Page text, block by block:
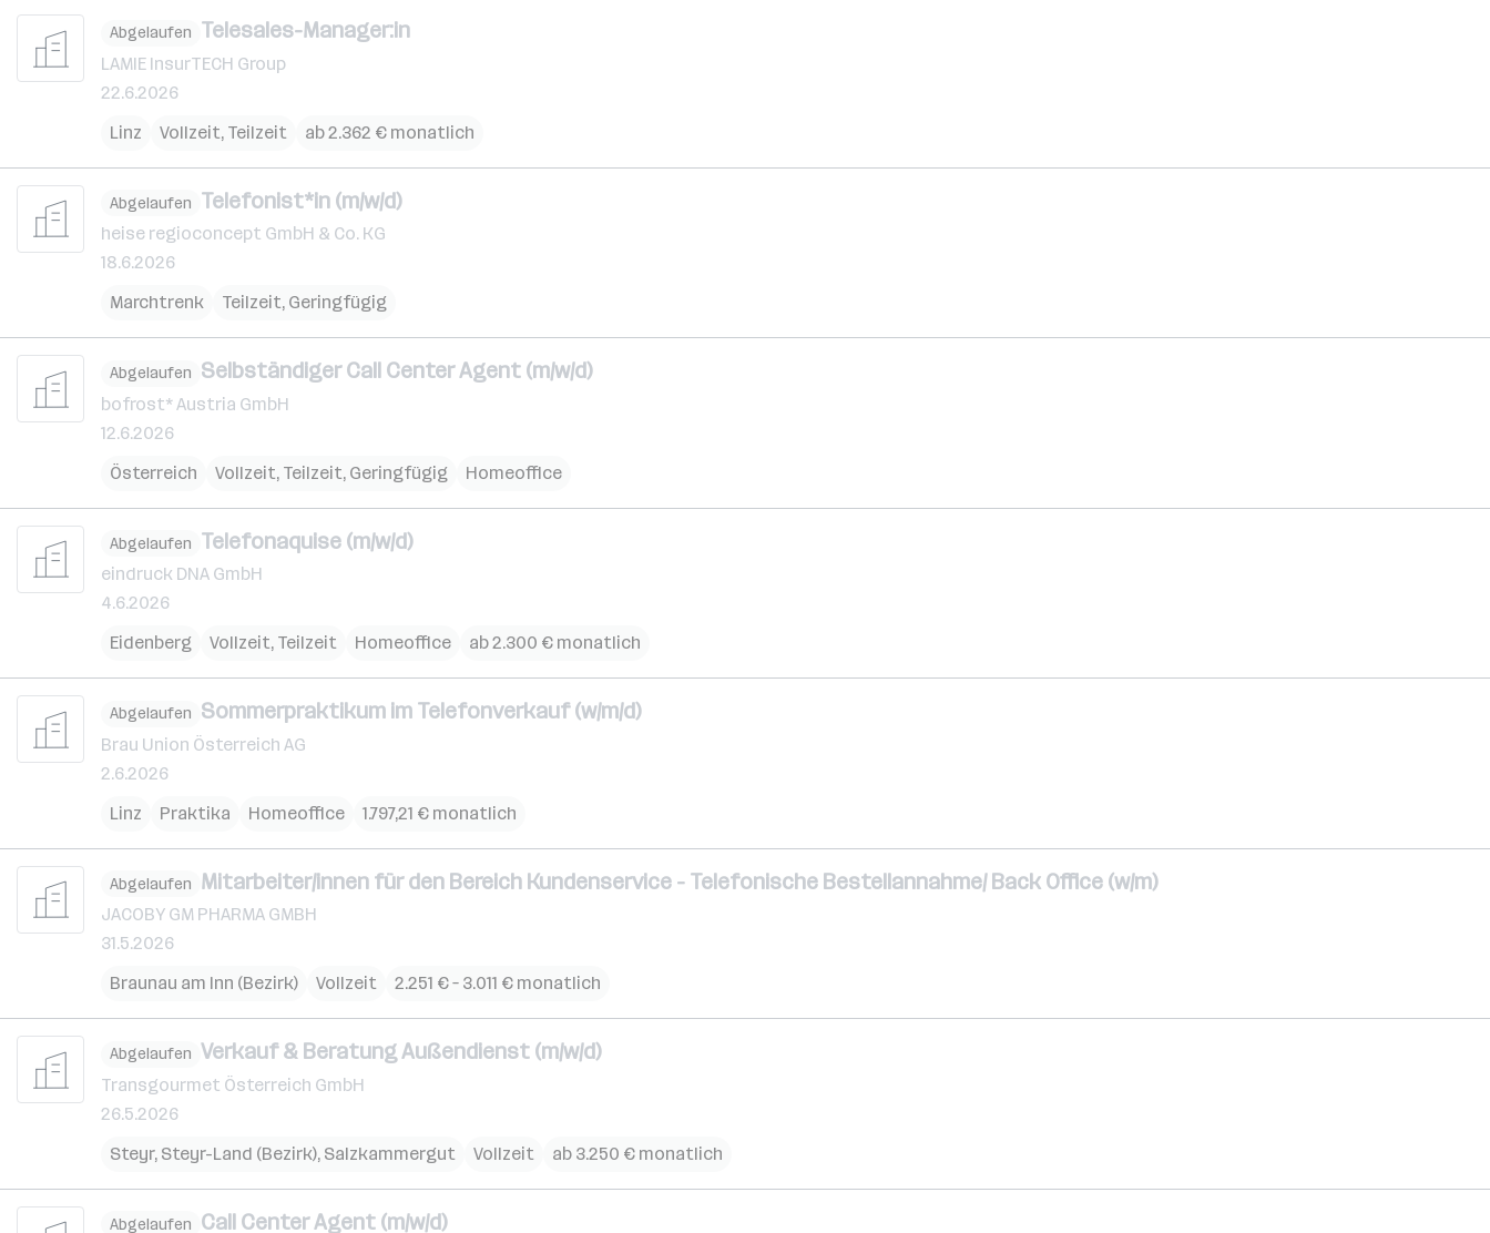
Abgelaufen Telesales-Manager:in
LAMIE InsurTECH Group
22.6.2026
Linz
Vollzeit, Teilzeit ab 2.362 € monatlich
Abgelaufen Telefonist*in (m/w/d)
heise regioconcept GmbH & Co. KG
18.6.2026
Marchtrenk
Teilzeit, Geringfügig
Abgelaufen Selbständiger Call Center Agent (m/w/d)
bofrost* Austria GmbH
12.6.2026
Österreich
Vollzeit, Teilzeit, Geringfügig Homeoffice
Abgelaufen Telefonaquise (m/w/d)
eindruck DNA GmbH
4.6.2026
Eidenberg
Vollzeit, Teilzeit Homeoffice ab 2.300 € monatlich
Abgelaufen Sommerpraktikum im Telefonverkauf (w/m/d)
Brau Union Österreich AG
2.6.2026
Linz
Praktika Homeoffice 1.797,21 € monatlich
Abgelaufen Mitarbeiter/innen für den Bereich Kundenservice - Telefonische Bestellannahme/ Back Office (w/m)
JACOBY GM PHARMA GMBH
31.5.2026
Braunau am Inn (Bezirk)
Vollzeit 2.251 € – 3.011 € monatlich
Abgelaufen Verkauf & Beratung Außendienst (m/w/d)
Transgourmet Österreich GmbH
26.5.2026
Steyr, Steyr-Land (Bezirk), Salzkammergut Vollzeit ab 3.250 € monatlich
Abgelaufen Call Center Agent (m/w/d)